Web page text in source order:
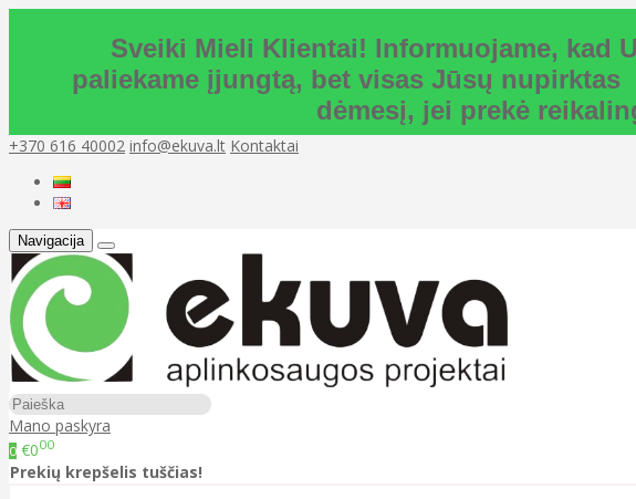
Sveiki Mieli Klientai! Informuojame, kad
paliekame įjungtą, bet visas Jūsų
dėmesį, jei prekė
+370 616 40002 info@ekuva.lt Kontaktai
Navigacija
Mano paskyra
0 €000
Prekių krepšelis tuščias!